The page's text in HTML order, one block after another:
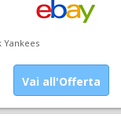
Yankees
Vai all'Offerta